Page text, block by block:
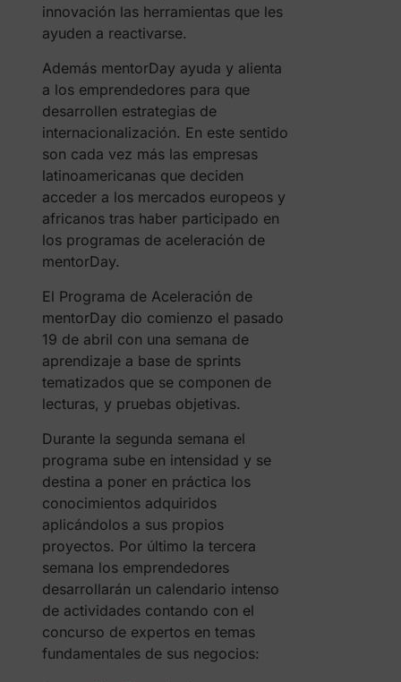
innovación las herramientas que les
ayuden a reactivarse.
Además mentorDay ayuda y alienta
a los emprendedores para que
desarrollen estrategias de
internacionalización. En este sentido
son cada vez más las empresas
latinoamericanas que deciden
acceder a los mercados europeos y
africanos tras haber participado en
los programas de aceleración de
mentorDay.
El Programa de Aceleración de
mentorDay dio comienzo el pasado
19 de abril con una semana de
aprendizaje a base de sprints
tematizados que se componen de
lecturas, y pruebas objetivas.
Durante la segunda semana el
programa sube en intensidad y se
destina a poner en práctica los
conocimientos adquiridos
aplicándolos a sus propios
proyectos. Por último la tercera
semana los emprendedores
desarrollarán un calendario intenso
de actividades contando con el
concurso de expertos en temas
fundamentales de sus negocios: